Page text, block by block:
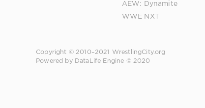
AEW: Dynamite
WWE NXT
Copyright © 2010–2021
WrestlingCity.org
Powered by DataLife Engine © 2020